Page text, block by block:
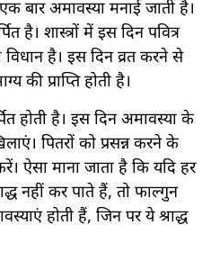
बार अमावस्या मनाई जाती है।
है। शास्त्रों में इस दिन पवित्र
है। इस दिन व्रत करने से
की प्राप्ति होती है।
होती है। इस दिन अमावस्या के
पितरों को प्रसन्न करने के
ऐसा माना जाता है कि यदि हर
नहीं कर पाते हैं, तो फाल्गुन
होती हैं, जिन पर ये श्राद्ध